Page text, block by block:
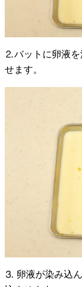
⒉バットに卵液を
せます。
⒊ 卵液が染み込